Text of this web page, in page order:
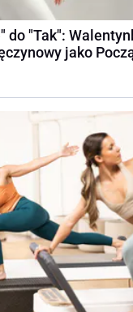
do "Tak":
jako